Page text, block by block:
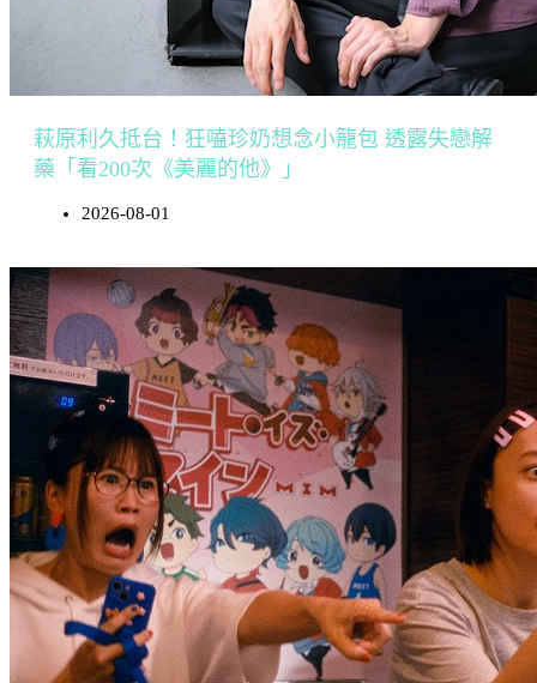
萩原利久抵台！狂嗑珍奶想念小籠包 透露失戀解
藥「看200次《美麗的他》」
2026-08-01